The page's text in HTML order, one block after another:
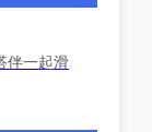
伴一起滑